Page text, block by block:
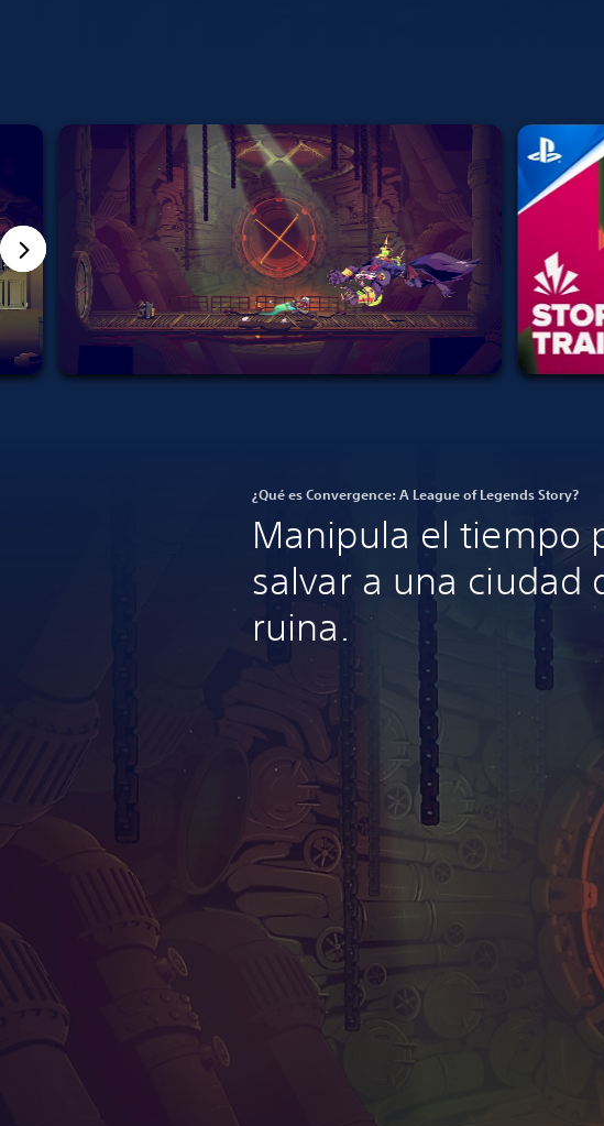
¿Qué es Convergence: A League of Legends Story?
Manipula el tiempo
salvar a una ciudad
ruina.